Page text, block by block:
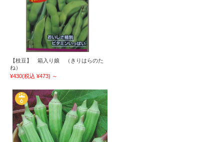
【枝豆】 箱入り娘 （きりはらのた
ね）
¥430(税込 ¥473) ～